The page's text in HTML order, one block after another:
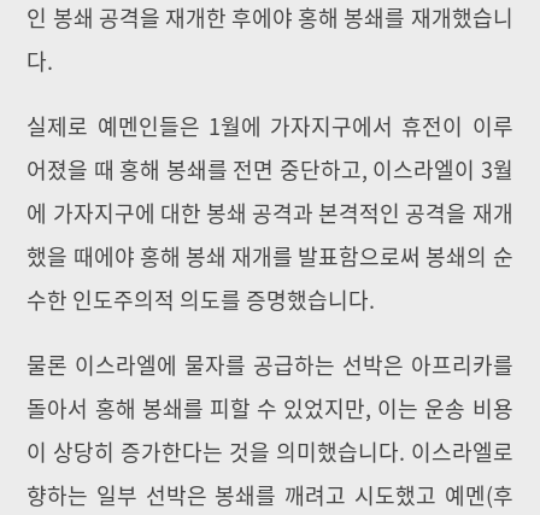
인 봉쇄 공격을 재개한 후에야 홍해 봉쇄를 재개했습니
다.
실제로 예멘인들은 1월에 가자지구에서 휴전이 이루
어졌을 때 홍해 봉쇄를 전면 중단하고, 이스라엘이 3월
에 가자지구에 대한 봉쇄 공격과 본격적인 공격을 재개
했을 때에야 홍해 봉쇄 재개를 발표함으로써 봉쇄의 순
수한 인도주의적 의도를 증명했습니다.
물론 이스라엘에 물자를 공급하는 선박은 아프리카를
돌아서 홍해 봉쇄를 피할 수 있었지만, 이는 운송 비용
이 상당히 증가한다는 것을 의미했습니다. 이스라엘로
향하는 일부 선박은 봉쇄를 깨려고 시도했고 예멘(후